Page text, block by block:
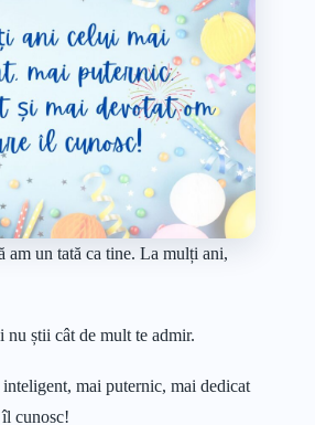
am un tată ca tine. La mulți ani,
știi cât de mult te admir.
mai puternic, mai dedicat
cunosc!